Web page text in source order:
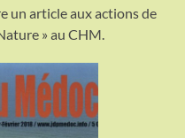
un article aux actions de
» au CHM.